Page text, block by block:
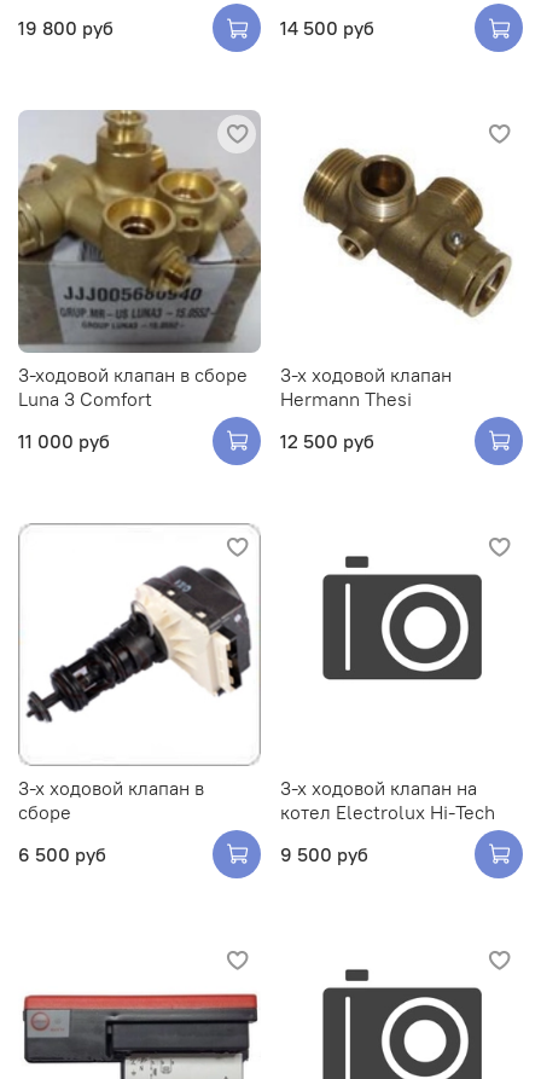
19 800 руб
14 500 руб
3-ходовой клапан в сборе
Luna 3 Comfort
11 000 руб
3-х ходовой клапан
Hermann Thesi
12 500 руб
3-х ходовой клапан в
сборе
6 500 руб
3-х ходовой клапан на
котел Electrolux Hi-Tech
9 500 руб